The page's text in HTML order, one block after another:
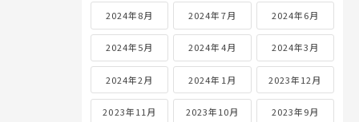
2024年8月 2024年7月 2024年6月
2024年5月 2024年4月 2024年3月
2024年2月 2024年1月 2023年12月
2023年11月 2023年10月 2023年9月